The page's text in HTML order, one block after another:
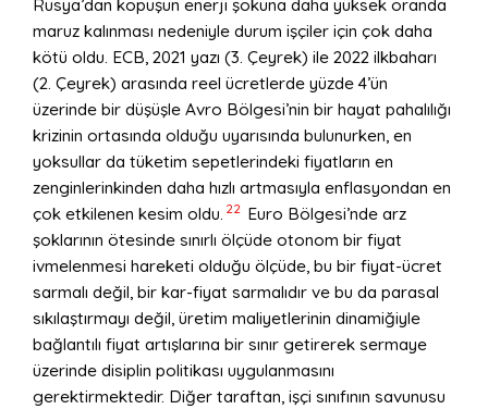
Rusya’dan kopuşun enerji şokuna daha yüksek oranda
maruz kalınması nedeniyle durum işçiler için çok daha
kötü oldu. ECB, 2021 yazı (3. Çeyrek) ile 2022 ilkbaharı
(2. Çeyrek) arasında reel ücretlerde yüzde 4’ün
üzerinde bir düşüşle Avro Bölgesi’nin bir hayat pahalılığı
krizinin ortasında olduğu uyarısında bulunurken, en
yoksullar da tüketim sepetlerindeki fiyatların en
zenginlerinkinden daha hızlı artmasıyla enflasyondan en
çok etkilenen kesim oldu. 22 Euro Bölgesi’nde arz
şoklarının ötesinde sınırlı ölçüde otonom bir fiyat
ivmelenmesi hareketi olduğu ölçüde, bu bir fiyat-ücret
sarmalı değil, bir kar-fiyat sarmalıdır ve bu da parasal
sıkılaştırmayı değil, üretim maliyetlerinin dinamiğiyle
bağlantılı fiyat artışlarına bir sınır getirerek sermaye
üzerinde disiplin politikası uygulanmasını
gerektirmektedir. Diğer taraftan, işçi sınıfının savunusu